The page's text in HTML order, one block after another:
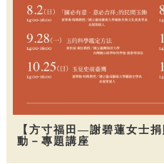
【方寸福田—謝碧蓮女士
動－專題講座